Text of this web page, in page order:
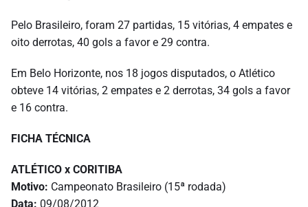
Pelo Brasileiro, foram 27 partidas, 15 vitórias, 4 empates e
oito derrotas, 40 gols a favor e 29 contra.
Em Belo Horizonte, nos 18 jogos disputados, o Atlético
obteve 14 vitórias, 2 empates e 2 derrotas, 34 gols a favor
e 16 contra.
FICHA TÉCNICA
ATLÉTICO x CORITIBA
Motivo: Campeonato Brasileiro (15ª rodada)
Data: 09/08/2012